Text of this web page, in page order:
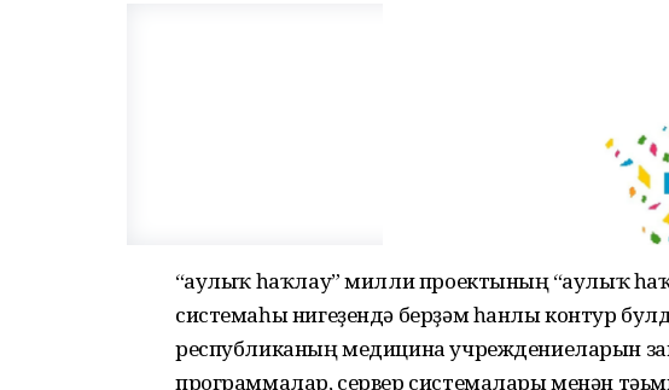
“Һаулыҡ һаҡлау” милли проектының “Һаулыҡ
системаһы нигеҙендә берҙәм һанлы контур
республиканың медицина учреждениеларын
программалар, сервер системалары менән